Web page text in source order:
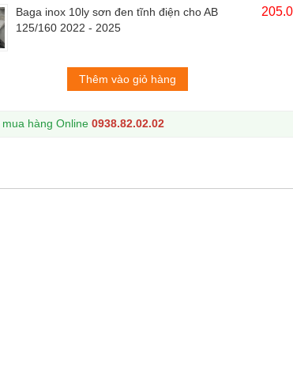
Baga inox 10ly sơn đen tĩnh điện cho AB
125/160 2022 - 2025
Thêm vào giỏ hàng
hàng Online 0938.82.02.02